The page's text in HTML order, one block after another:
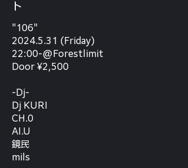
ト
"106"
2024.5.31 (Friday)
22:00-@Forestlimit
Door ¥2,500
-Dj-
Dj KURI
CH.0
AI.U
鏡民
mils